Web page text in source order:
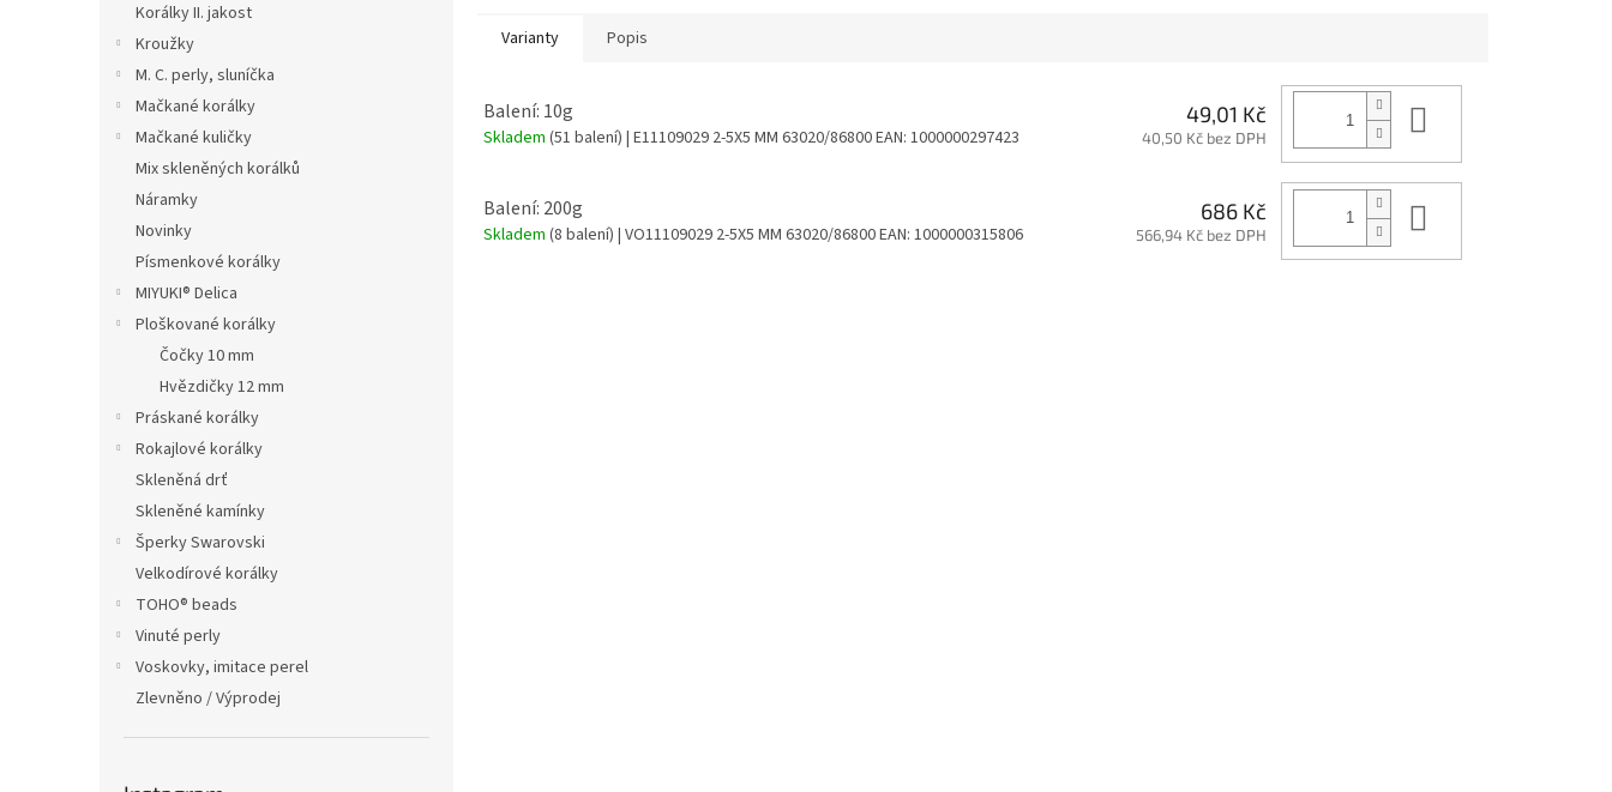
Korálky II. jakost
Kroužky
M. C. perly, sluníčka
Mačkané korálky
Mačkané kuličky
Mix skleněných korálků
Náramky
Novinky
Písmenkové korálky
MIYUKI® Delica
Ploškované korálky
Čočky 10 mm
Hvězdičky 12 mm
Práskané korálky
Rokajlové korálky
Skleněná drť
Skleněné kamínky
Šperky Swarovski
Velkodírové korálky
TOHO® beads
Vinuté perly
Voskovky, imitace perel
Zlevněno / Výprodej
Varianty Popis
Balení: 10g
Skladem (51 balení) | E11109029 2-5X5 MM 63020/86800EAN: 1000000297423
49,01 Kč
40,50 Kč bez DPH
Balení: 200g
Skladem (8 balení) | VO11109029 2-5X5 MM 63020/86800EAN: 1000000315806
686 Kč
566,94 Kč bez DPH